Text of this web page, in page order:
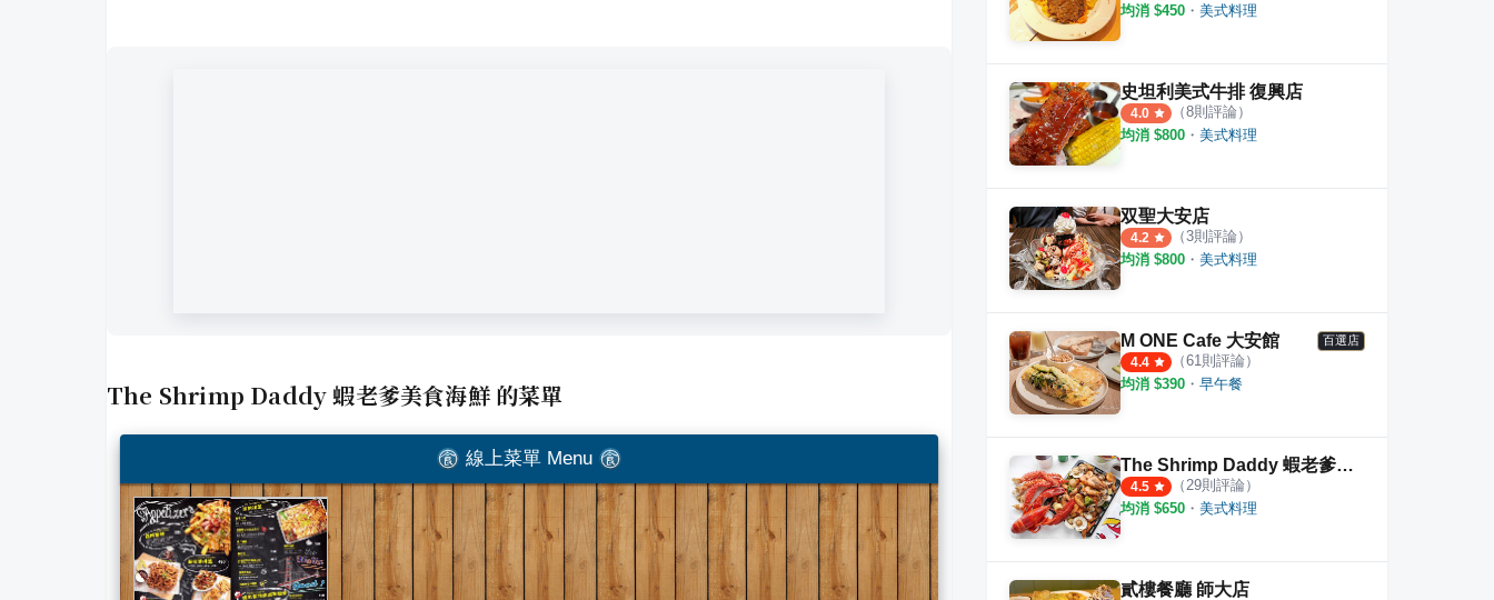
The Shrimp Daddy 蝦老爹美食海鮮的菜單
線上菜單 Menu
均消 $450 ・ 美式料理
史坦利美式牛排 復興店
4.0 （8則評論）
均消 $800 ・ 美式料理
双聖大安店
4.2 （3則評論）
均消 $800 ・ 美式料理
M ONE Cafe 大安館 百選店
4.4 （61則評論）
均消 $390 ・ 早午餐
The Shrimp Daddy 蝦老爹美食海鮮
4.5 （29則評論）
均消 $650 ・ 美式料理
貳樓餐廳 師大店